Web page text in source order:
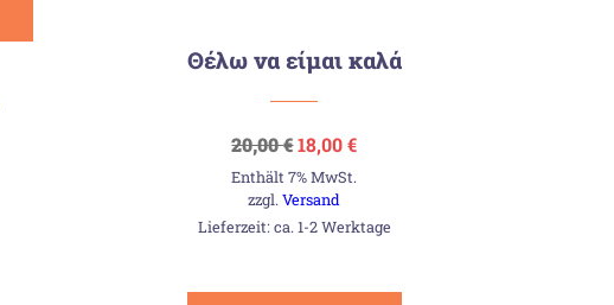
Θέλω να είμαι καλά
20,00€Ursprünglicher
Preis
war:
20,00 €
18,00€Aktueller
ist:
Enthält 7% MwSt.
zzgl.Versand
Lieferzeit: ca. 1-2 Werktage